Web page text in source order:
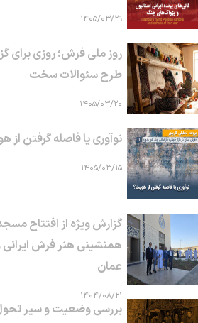
۱۴۰۵/۰۳/۲۹
روز ملی فرش؛ روزی برای
طرح سئوالات سخت
۱۴۰۵/۰۳/۲۰
نوآوری یا فاصله گرفتن از
۱۴۰۵/۰۳/۱۵
گزارش ویژه از افتتاح
همنشینی هنر فرش
عمان
۱۴۰۴/۰۸/۲۱
بررسی وضعیت و سیر